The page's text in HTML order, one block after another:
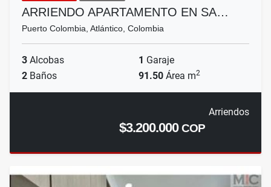
ARRIENDO APARTAMENTO EN SA…
Puerto Colombia, Atlántico, Colombia
3 Alcobas 1 Garaje
2 Baños 91.50 Área m2
Arriendos
$3.200.000COP